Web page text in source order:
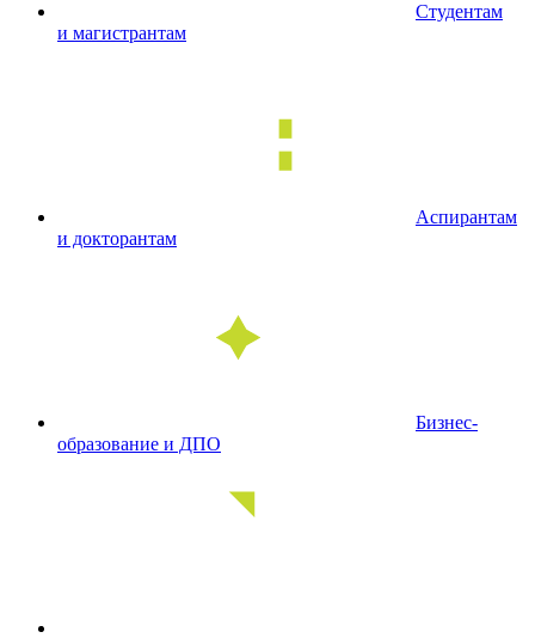
Студентам
и магистрантам
Аспирантам
и докторантам
Бизнес-
образование и ДПО